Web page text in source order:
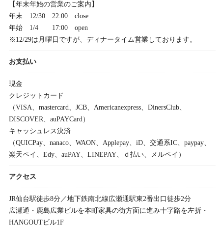
【年末年始の営業のご案内】
年末 12/30 22:00 close
年始 1/4 17:00 open
※12/29は月曜日ですが、ディナータイム営業しております。
お支払い
現金
クレジットカード
（VISA、mastercard、JCB、Americanexpress、DinersClub、
DISCOVER、auPAYCard）
キャッシュレス決済
（QUICPay、nanaco、WAON、Applepay、iD、交通系IC、paypay、
楽天ペイ、Edy、auPAY、LINEPAY、ｄ払い、メルペイ）
アクセス
JR仙台駅徒歩8分／地下鉄南北線広瀬通駅東2番出口徒歩2分
広瀬通・鹿島広業ビルを本町家具の街方面に進み十字路を左折・
HANGOUTビル1F